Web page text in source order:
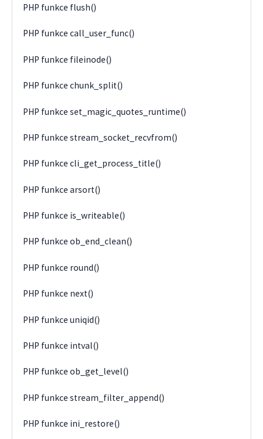
PHP funkce flush()
PHP funkce call_user_func()
PHP funkce fileinode()
PHP funkce chunk_split()
PHP funkce set_magic_quotes_runtime()
PHP funkce stream_socket_recvfrom()
PHP funkce cli_get_process_title()
PHP funkce arsort()
PHP funkce is_writeable()
PHP funkce ob_end_clean()
PHP funkce round()
PHP funkce next()
PHP funkce uniqid()
PHP funkce intval()
PHP funkce ob_get_level()
PHP funkce stream_filter_append()
PHP funkce ini_restore()